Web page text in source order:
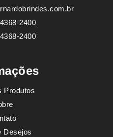
2400
2400
Produtos
Desejos